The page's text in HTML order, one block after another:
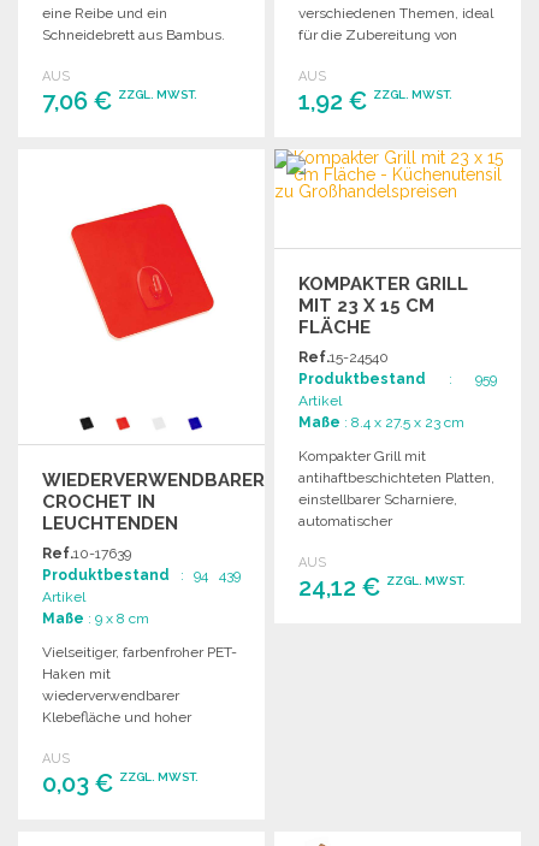
eine Reibe und ein
Schneidebrett aus Bambus.
AUS
7,06 € ZZGL. MWST.
verschiedenen Themen, ideal
für die Zubereitung von
Aufbewahrungsbox.
AUS
1,92 € ZZGL. MWST.
BESTELLEN
Angebot anfordern
WIEDERVERWENDBARER
CROCHET IN
LEUCHTENDEN
FARBEN
Ref.10-17639
Produktbestand : 94 439
Artikel
Maße : 9 x 8 cm
Vielseitiger, farbenfroher PET-
Haken mit
wiederverwendbarer
Klebefläche und hoher
Anwendungen.
AUS
0,03 € ZZGL. MWST.
KOMPAKTER GRILL
MIT 23 X 15 CM
FLÄCHE
Ref.15-24540
Produktbestand : 959
Artikel
Maße : 8.4 x 27.5 x 23 cm
Kompakter Grill mit
antihaftbeschichteten Platten,
einstellbarer Scharniere,
automatischer
vertikalem Stauraum. Ideal
für verschiedene
AUS
24,12 € ZZGL. MWST.